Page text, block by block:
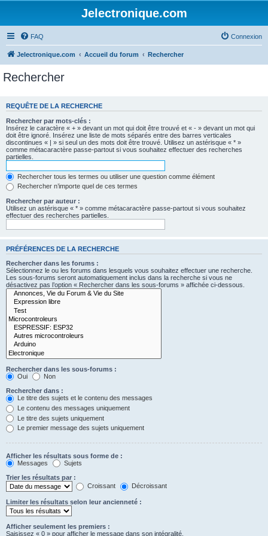
Jelectronique.com
FAQ Connexion
Jelectronique.com Accueil du forum Rechercher
Rechercher
REQUÊTE DE LA RECHERCHE
Rechercher par mots-clés :
Insérez le caractère « + » devant un mot qui doit être trouvé et « - » devant un mot qui
doit être ignoré. Insérez une liste de mots séparés entre des barres verticales
discontinues « | » si seul un des mots doit être trouvé. Utilisez un astérisque « * »
comme métacaractère passe-partout si vous souhaitez effectuer des recherches
partielles.
Rechercher tous les termes ou utiliser une question comme élément
Rechercher n’importe quel de ces termes
Rechercher par auteur :
Utilisez un astérisque « * » comme métacaractère passe-partout si vous souhaitez
effectuer des recherches partielles.
PRÉFÉRENCES DE LA RECHERCHE
Rechercher dans les forums :
Sélectionnez le ou les forums dans lesquels vous souhaitez effectuer une recherche.
Les sous-forums seront automatiquement inclus dans la recherche si vous ne
désactivez pas l’option « Rechercher dans les sous-forums » affichée ci-dessous.
Rechercher dans les sous-forums :
Oui
Non
Rechercher dans :
Le titre des sujets et le contenu des messages
Le contenu des messages uniquement
Le titre des sujets uniquement
Le premier message des sujets uniquement
Afficher les résultats sous forme de :
Messages
Sujets
Trier les résultats par :
Croissant
Décroissant
Limiter les résultats selon leur ancienneté :
Afficher seulement les premiers :
Saisissez « 0 » pour afficher le message dans son intégralité.